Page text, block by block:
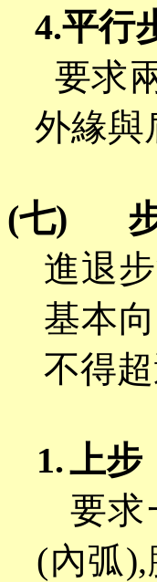
4.平行
要求
外緣與
(七)
進退
基本
不得超
1.上步
要求
(內弧